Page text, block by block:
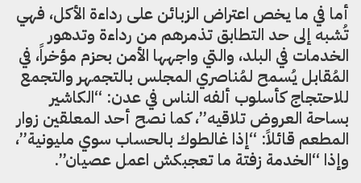
أما في ما يخص اعتراض الزبائن على رداءة الأكل، فهي
تُشبه إلى حد التطابق تذمرهم من رداءة وتدهور
الخدمات في البلد، والتي واجهها الأمن بحزم مؤخراً، في
المُقابل يُسمح لمُناصري المجلس بالتجمهر والتجمع
للاحتجاج كأسلوب ألفه الناس في عدن: “الكاشير
بساحة العروض تلاقيه”، كما نصح أحد المعلقين زوار
المطعم قائلاً: “إذا غالطوك بالحساب سوي مليونية”،
وإذا “الخدمة زفتة ما تعجبكش اعمل عصيان”.